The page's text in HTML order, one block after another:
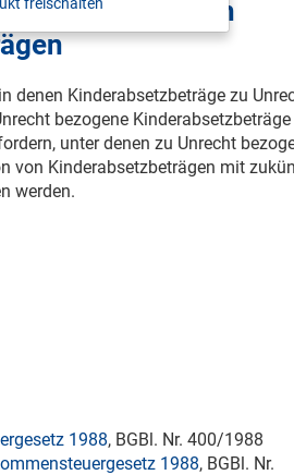
in Anspruch
denen Kinderabsetzbeträge zu
bezogene Kinderabsetzbeträge
unter denen zu Unrecht
von Kinderabsetzbeträgen mit
werden.
1988, BGBl. Nr. 400/1988
1988, BGBl. Nr.